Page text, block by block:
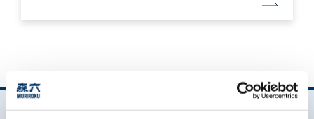
#Company overview
#What's MORIROKU?